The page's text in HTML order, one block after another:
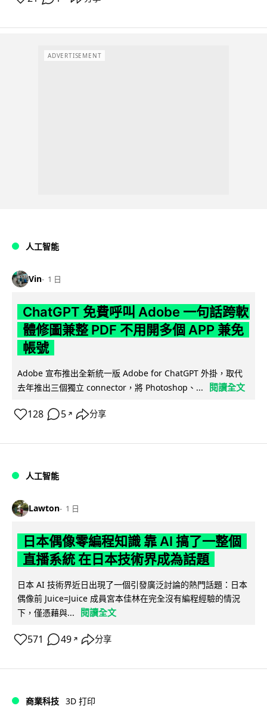
ADVERTISEMENT
人工智能
Vin 1 日
ChatGPT 免費呼叫 Adobe 一句話跨軟
體修圖兼整 PDF 不用開多個 APP 兼免
帳號
Adobe 宣布推出全新統一版 Adobe for ChatGPT 外掛，取代
去年推出三個獨立 connector，將 Photoshop、...
閱讀全文
128 5 ↗ 分享
人工智能
Lawton 1 日
日本偶像零編程知識 靠 AI 搞了一整個
直播系統 在日本技術界成為話題
日本 AI 技術界近日出現了一個引發廣泛討論的熱門話題：日本
偶像前 Juice=Juice 成員宮本佳林在完全沒有編程經驗的情況
下，僅憑藉與...
閱讀全文
571 49 ↗ 分享
商業科技 3D 打印